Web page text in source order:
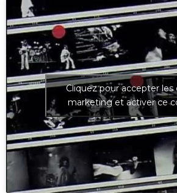
Cliquez pour accepter les
marketing et activer ce